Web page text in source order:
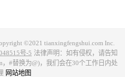
©2021 tianxingfengshui.com Inc.
号-5 法律声明：如有侵权，请告知
，#替换为@)，我们会在30个工作日内处
网站地图